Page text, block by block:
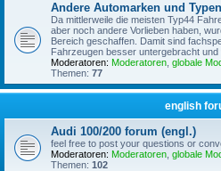
Andere Automarken und Typen
Da mittlerweile die meisten Typ44
aber noch andere Vorlieben haben,
Bereich geschaffen. Damit sind
Fahrzeugen besser untergebracht
Moderatoren: Moderatoren globale
Themen: 77
english
Audi 100/200 forum (engl.)
feel free to post your questions or
Moderatoren: Moderatoren globale
Themen: 102